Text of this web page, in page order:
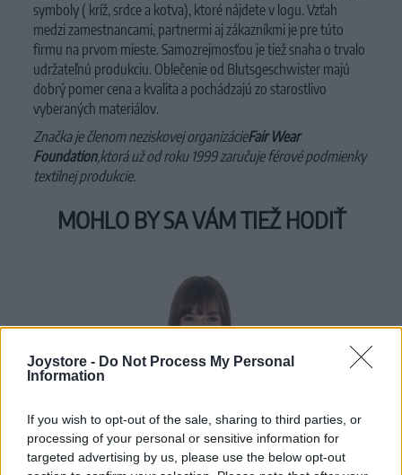
Joystore - Do Not Process My Personal
Information
If you wish to opt-out of the sale, sharing to third parties, or
processing of your personal or sensitive information for
targeted advertising by us, please use the below opt-out
symboly ( kríž, srdce a kotva), ktoré nájdete v logu. Vzťah
medzi zamestnancami, partnermi aj zákazníkmi je pre túto
firmu na prvom mieste. Samozrejmosťou je tiež snaha o trvalo
udržateľnú produkciu. Oblečenie od Blutsgeschwister majú
dobrý pomer cena a kvalita a pochádzajú zo starostlivo
vyberaných materiálov.
Značka je členom neziskovej organizácieFair Wear
Foundation,ktorá už od roku 1999 zaručuje férové podmienky
textilnej produkcie.
MOHLO BY SA VÁM TIEŽ HODIŤ